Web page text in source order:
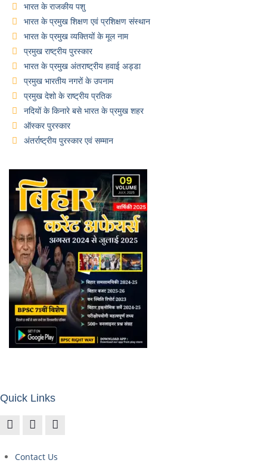
भारत के राजकीय पशु
भारत के प्रमुख शिक्षण एवं प्रशिक्षण संस्थान
भारत के प्रमुख व्यक्तियों के मूल नाम
प्रमुख राष्ट्रीय पुरस्कार
भारत के प्रमुख अंतराष्ट्रीय हवाई अड्डा
प्रमुख भारतीय नगरों के उपनाम
प्रमुख देशो के राष्ट्रीय प्रतिक
नदियों के किनारे बसे भारत के प्रमुख शहर
ऑस्कर पुरस्कार
अंतर्राष्ट्रीय पुरस्कार एवं सम्मान
Quick Links
Contact Us